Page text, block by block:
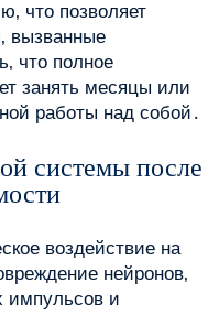
что позволяет
вызванные
что полное
занять месяцы или
работы над собой․
системы после
воздействие на
нейронов‚
импульсов и